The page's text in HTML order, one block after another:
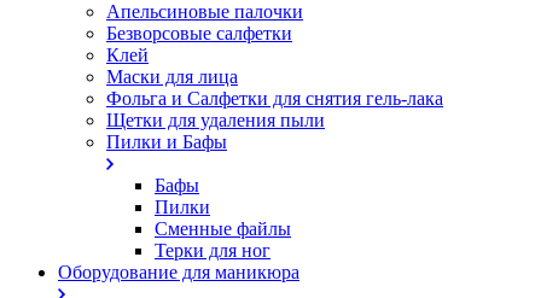
Апельсиновые палочки
Безворсовые салфетки
Клей
Маски для лица
Фольга и Салфетки для снятия гель-лака
Щетки для удаления пыли
Пилки и Бафы
Бафы
Пилки
Сменные файлы
Терки для ног
Оборудование для маникюра